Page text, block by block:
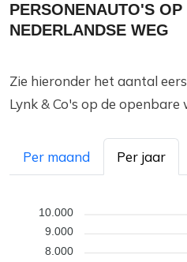
PERSONENAUTO'S OP
NEDERLANDSE WEG
Zie hieronder het aantal
Lynk & Co's op de openbare
Per maand Per jaar
10.000
9.000
8.000